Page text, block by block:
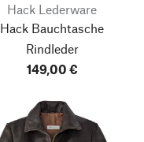
Hack Lederware
Hack Bauchtasche
Rindleder
149,00 €